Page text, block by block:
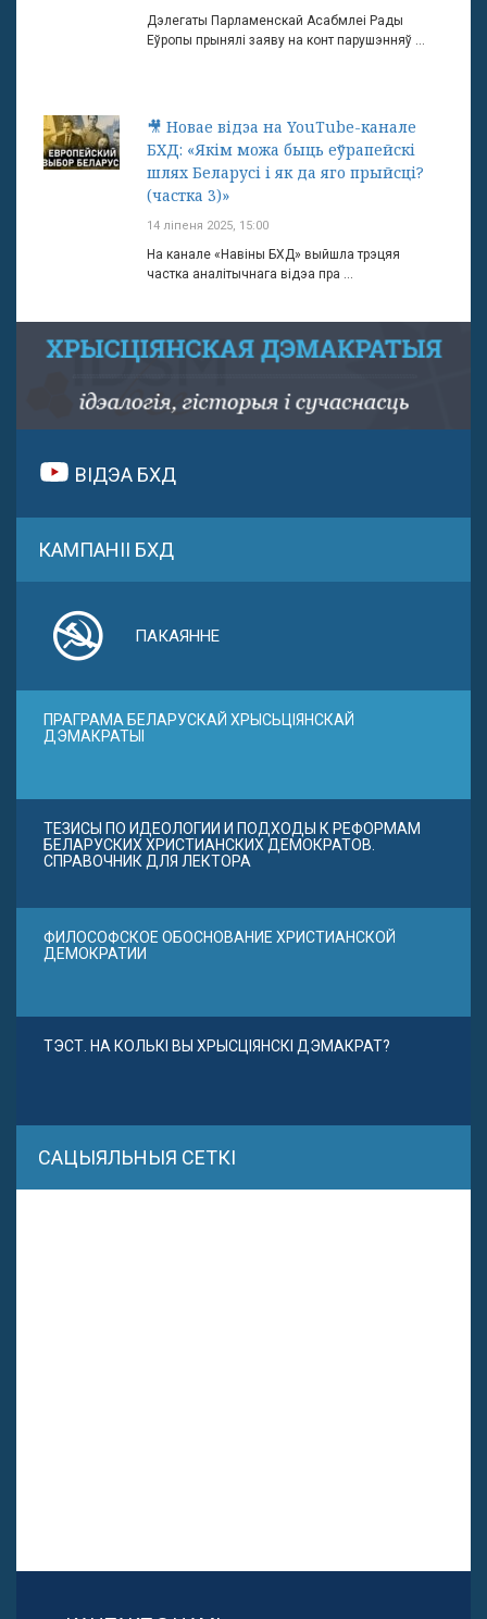
Дэлегаты Парламенскай Асабмлеі Рады
Еўропы прынялі заяву на конт парушэнняў ...
🎥 Новае відэа на YouTube-канале
БХД: «Якім можа быць еўрапейскі
шлях Беларусі і як да яго прыйсці?
(частка 3)»
14 ліпеня 2025, 15:00
На канале «Навіны БХД» выйшла трэцяя
частка аналітычнага відэа пра ...
ВІДЭА БХД
КАМПАНІІ БХД
ПАКАЯННЕ
ПРАГРАМА БЕЛАРУСКАЙ ХРЫСЬЦІЯНСКАЙ
ДЭМАКРАТЫІ
ТЕЗИСЫ ПО ИДЕОЛОГИИ И ПОДХОДЫ К РЕФОРМАМ
БЕЛАРУСКИХ ХРИСТИАНСКИХ ДЕМОКРАТОВ.
СПРАВОЧНИК ДЛЯ ЛЕКТОРА
ФИЛОСОФСКОЕ ОБОСНОВАНИЕ ХРИСТИАНСКОЙ
ДЕМОКРАТИИ
ТЭСТ. НА КОЛЬКІ ВЫ ХРЫСЦІЯНСКІ ДЭМАКРАТ?
САЦЫЯЛЬНЫЯ СЕТКІ